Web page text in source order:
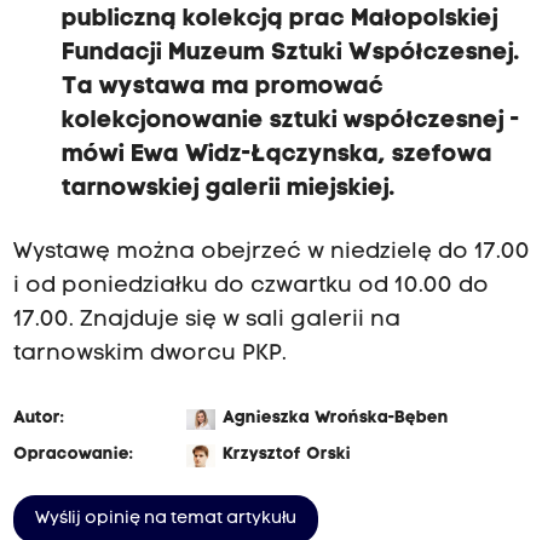
publiczną kolekcją prac Małopolskiej
Fundacji Muzeum Sztuki Współczesnej.
Ta wystawa ma promować
kolekcjonowanie sztuki współczesnej -
mówi Ewa Widz-Łączynska, szefowa
tarnowskiej galerii miejskiej.
Wystawę można obejrzeć w niedzielę do 17.00
i od poniedziałku do czwartku od 10.00 do
17.00. Znajduje się w sali galerii na
tarnowskim dworcu PKP.
Autor:
Agnieszka Wrońska-Bęben
Opracowanie:
Krzysztof Orski
Wyślij opinię na temat artykułu